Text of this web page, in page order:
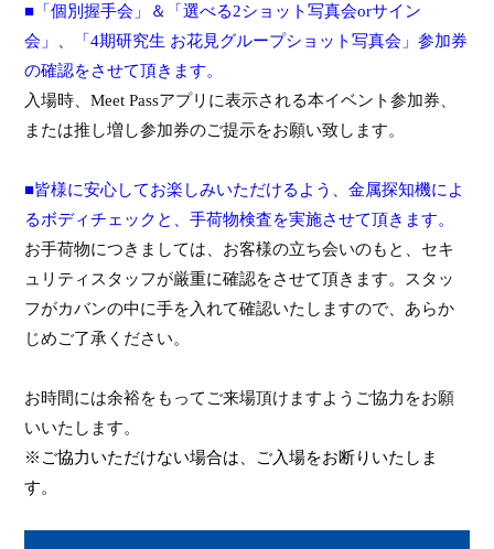
■「個別握手会」＆「選べる2ショット写真会orサイン
会」、
「4期研究生 お花見グループショット写真会」参加券
の確認をさせて頂きます。
入場時、Meet Passアプリに表示される本イベント参加券、
または推し増し参加券のご提示をお願い致します。
■皆様に安心してお楽しみいただけるよう、金属探知機によ
るボディチェックと、手荷物検査を実施させて頂きます。
お手荷物につきましては、お客様の立ち会いのもと、セキ
ュリティスタッフが厳重に確認をさせて頂きます。スタッ
フがカバンの中に手を入れて確認いたしますので、あらか
じめご了承ください。
お時間には余裕をもってご来場頂けますようご協力をお願
いいたします。
※ご協力いただけない場合は、ご入場をお断りいたしま
す。